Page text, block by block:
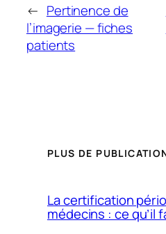
← Pertinence de
l’imagerie — fiches
patients
PLUS DE
La certification
médecins : ce qu’il